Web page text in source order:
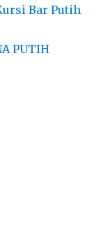
Bar Putih
PUTIH